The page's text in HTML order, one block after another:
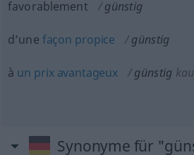
favorablement günstig
d’une façon propice günstig
à un prix avantageux günstig
Synonyme für